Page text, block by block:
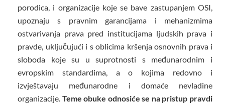
porodica, i organizacije koje se bave zastupanjem OSI,
upoznaju s pravnim garancijama i mehanizmima
ostvarivanja prava pred institucijama ljudskih prava i
pravde, uključujući i s oblicima kršenja osnovnih prava i
sloboda koje su u suprotnosti s međunarodnim i
evropskim standardima, a o kojima redovno i
izvještavaju međunarodne i domaće nevladine
organizacije. Teme obuke odnosiće se na pristup pravdi